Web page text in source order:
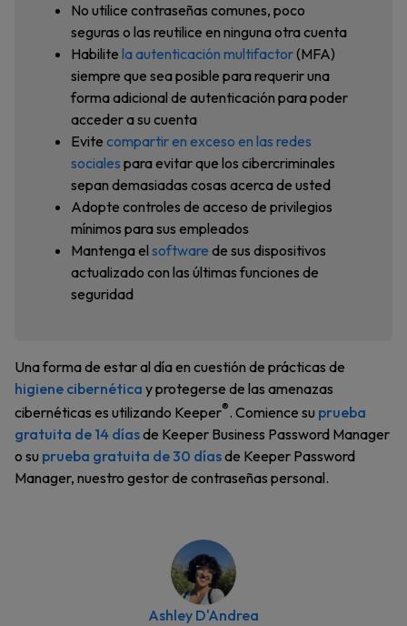
No utilice contraseñas comunes, poco
seguras o las reutilice en ninguna otra cuenta
Habilite la autenticación multifactor(MFA)
siempre que sea posible para requerir una
forma adicional de autenticación para poder
acceder a su cuenta
Evite compartir en exceso en las redes
sociales para evitar que los cibercriminales
sepan demasiadas cosas acerca de usted
Adopte controles de acceso de privilegios
mínimos para sus empleados
Mantenga el software de sus dispositivos
actualizado con las últimas funciones de
seguridad
Una forma de estar al día en cuestión de prácticas de
higiene cibernética y protegerse de las amenazas
cibernéticas es utilizando Keeper®. Comience su prueba
gratuita de 14 díasde Keeper Business Password Manager
o su prueba gratuita de 30 díasde Keeper Password
Manager, nuestro gestor de contraseñas personal.
Ashley D'Andrea